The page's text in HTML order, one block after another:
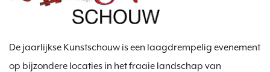
De jaarlijkse Kunstschouw is een laagdrempelig evenement
op bijzondere locaties in het fraaie landschap van